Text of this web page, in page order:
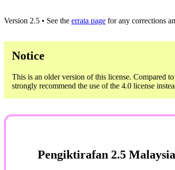
Version 2.5 • See the errata page for any corrections
Notice
This is an older version of this license. Compared
strongly recommend the use of the 4.0 license
Pengiktirafan 2.5 Malaysia